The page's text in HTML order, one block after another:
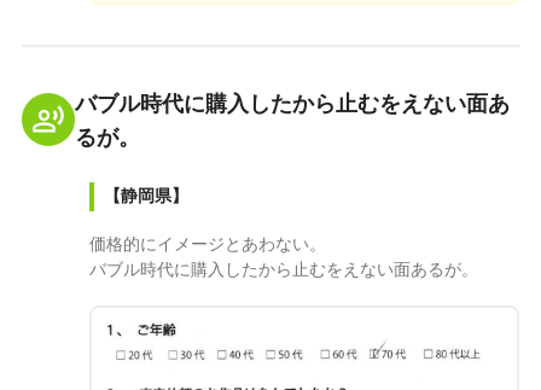
バブル時代に購入したから止むをえない面あ
るが。
【静岡県】
価格的にイメージとあわない。
バブル時代に購入したから止むをえない面あるが。